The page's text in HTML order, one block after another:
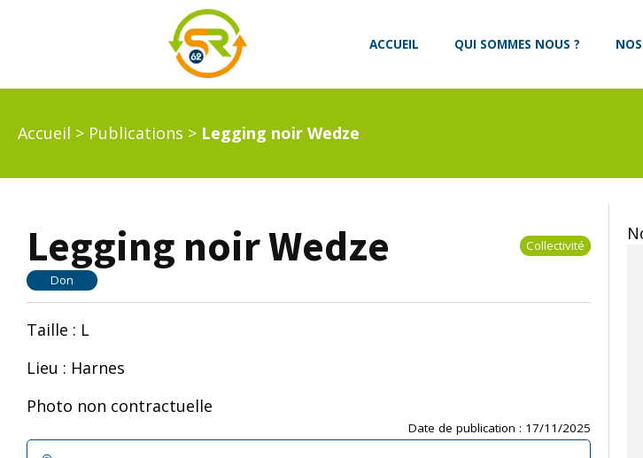
ACCUEIL QUI SOMMES NOUS ?
Accueil > Publications > Legging noir Wedze
Legging noir Wedze Collectivité
Don
Taille : L
Lieu : Harnes
Photo non contractuelle
Date de publication : 17/11/2025